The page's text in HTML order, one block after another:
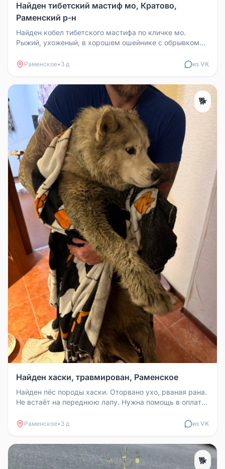
Найден тибетский мастиф мо, Кратово,
Раменский р-н
Найден кобел тибетского мастифа по кличке мо.
Рыжий, ухоженый, в хорошем ошейнике с обрывком
Раменское• 3 д из VK
🐕
Найден хаски, травмирован, Раменское
Найден пёс породы хаски. Оторвано ухо, рваная рана.
Не встаёт на переднюю лапу. Нужна помощь в оплате
Раменское• 3 д из VK
🐕